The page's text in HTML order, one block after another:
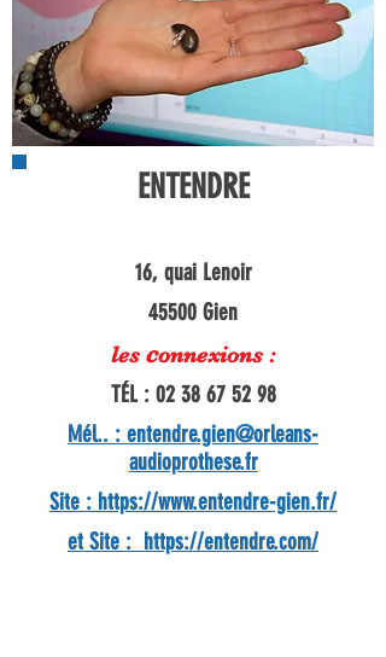
ENTENDRE
16, quai Lenoir
45500 Gien
lesconnexions :
TÉL : 02 38 67 52 98
Mél.. : entendre.gien@orleans-
audioprothese.fr
Site : https://www.entendre-gien.fr/
et Site : https://entendre.com/